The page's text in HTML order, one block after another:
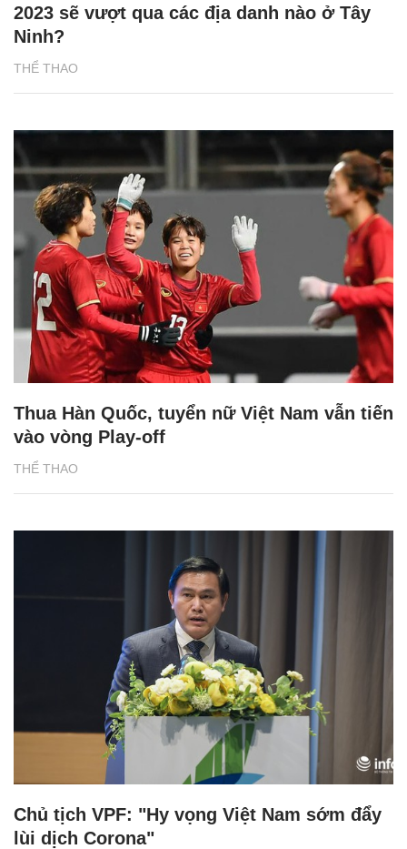
THỂ THAO
2023 sẽ vượt qua các địa danh nào ở Tây
Ninh?
THỂ THAO
Thua Hàn Quốc, tuyển nữ Việt Nam vẫn tiến
vào vòng Play-off
Chủ tịch VPF: "Hy vọng Việt Nam sớm đẩy
lùi dịch Corona"